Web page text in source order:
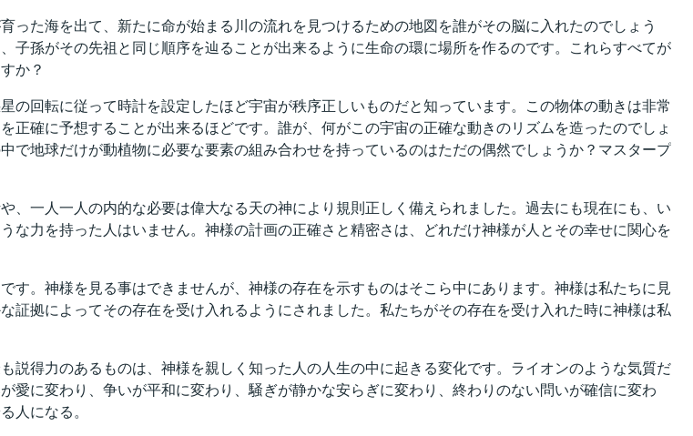
った海を出て、新たに命が始まる川の流れを見つけるための地図を誰がその脳に入れたのでしょう
子孫がその先祖と同じ順序を辿ることが出来るように生命の環に場所を作るのです。これらすべてが
か？
の回転に従って時計を設定したほど宇宙が秩序正しいものだと知っています。この物体の動きは非常
正確に予想することが出来るほどです。誰が、何がこの宇宙の正確な動きのリズムを造ったのでしょ
で地球だけが動植物に必要な要素の組み合わせを持っているのはただの偶然でしょうか？マスタープ
、一人一人の内的な必要は偉大なる天の神により規則正しく備えられました。過去にも現在にも、い
な力を持った人はいません。神様の計画の正確さと精密さは、どれだけ神様が人とその幸せに関心を
す。神様を見る事はできませんが、神様の存在を示すものはそこら中にあります。神様は私たちに見
証拠によってその存在を受け入れるようにされました。私たちがその存在を受け入れた時に神様は私
説得力のあるものは、神様を親しく知った人の人生の中に起きる変化です。ライオンのような気質だ
愛に変わり、争いが平和に変わり、騒ぎが静かな安らぎに変わり、終わりのない問いが確信に変わ
人になる。